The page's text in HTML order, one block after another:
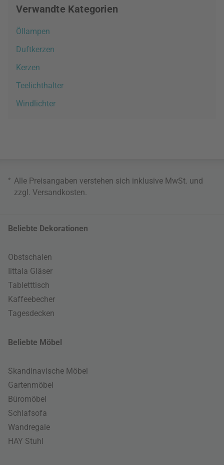
Verwandte Kategorien
Öllampen
Duftkerzen
Kerzen
Teelichthalter
Windlichter
* Alle Preisangaben verstehen sich inklusive MwSt. und
zzgl. Versandkosten.
Beliebte Dekorationen
Obstschalen
Iittala Gläser
Tabletttisch
Kaffeebecher
Tagesdecken
Beliebte Möbel
Skandinavische Möbel
Gartenmöbel
Büromöbel
Schlafsofa
Wandregale
HAY Stuhl